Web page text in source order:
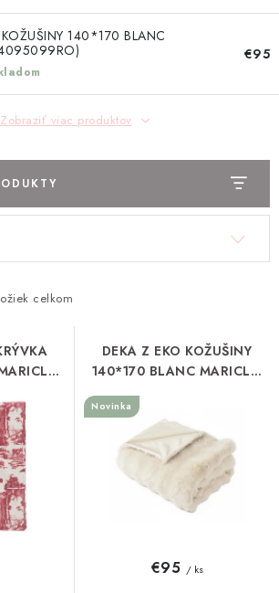
a platba
Obchodné podmienky
údajov
Reklamačný poriadok
Katalógy Moja objednávka
140*170 BLANC
€95
Zobraziť viac produktov
celkom
DEKA Z EKO KOŽUŠINY
140*170 BLANC MARICLO
(A4095099PA)
Novinka
€95 / ks